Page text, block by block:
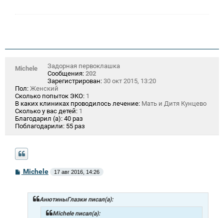
Michele
Задорная первоклашка
Сообщения: 202
Зарегистрирован: 30 окт 2015, 13:20
Пол: Женский
Сколько попыток ЭКО: 1
В каких клиниках проводилось лечение: Мать и Дитя Кунцево
Сколько у вас детей: 1
Благодарил (а): 40 раз
Поблагодарили: 55 раз
СMichele 17 авг 2016, 14:26
АнютиныГлазки писал(а):
Michele писал(а):